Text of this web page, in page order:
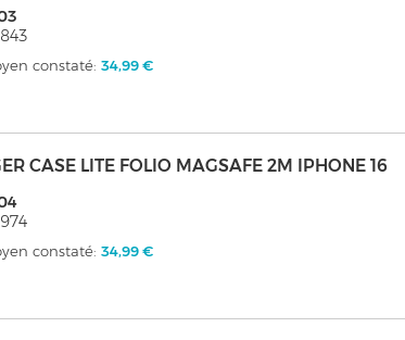
constaté:34,99 €
CASE LITE FOLIO MAGSAFE 2M IPHONE 16
constaté:34,99 €